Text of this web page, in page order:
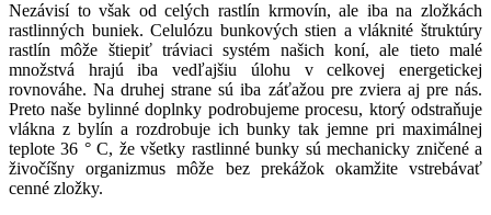
Nezávisí to však od celých rastlín krmovín, ale iba na zložkách
rastlinných buniek. Celulózu bunkových stien a vláknité štruktúry
rastlín môže štiepiť tráviaci systém našich koní, ale tieto malé
množstvá hrajú iba vedľajšiu úlohu v celkovej energetickej
rovnováhe. Na druhej strane sú iba záťažou pre zviera aj pre nás.
Preto naše bylinné doplnky podrobujeme procesu, ktorý odstraňuje
vlákna z bylín a rozdrobuje ich bunky tak jemne pri maximálnej
teplote 36 ° C, že všetky rastlinné bunky sú mechanicky zničené a
živočíšny organizmus môže bez prekážok okamžite vstrebávať
cenné zložky.